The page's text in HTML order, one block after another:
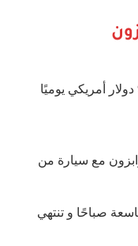
إن أسعار السائقين في طرابزون هي 90 دولار أمريكي يوميًا
مع سيارة من
صباحًا و تنتهي